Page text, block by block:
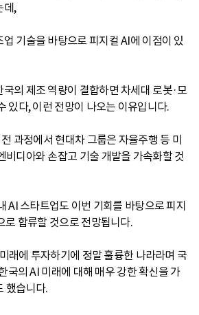
데,
기술을 바탕으로 피지컬 AI에 이점이 있
의 제조 역량이 결합하면 차세대 로봇·모
있다, 이런 전망이 나오는 이유입니다.
과정에서 현대차 그룹은 자율주행 등 미
비디아와 손잡고 기술 개발을 가속화할 것
AI 스타트업도 이번 기회를 바탕으로 피지
로 합류할 것으로 전망됩니다.
래에 투자하기에 정말 훌륭한 나라라며 국
국의 AI 미래에 대해 매우 강한 확신을 가
했습니다.